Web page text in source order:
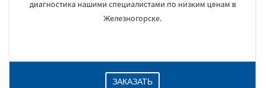
диагностика нашими специалистами по низким ценам в
Железногорске.
ЗАКАЗАТЬ